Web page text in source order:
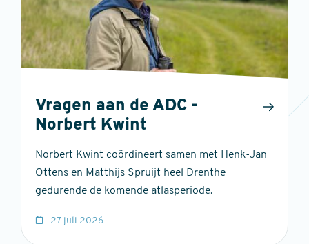
Vragen aan de ADC -
Norbert Kwint
Norbert Kwint coördineert samen met Henk-Jan
Ottens en Matthijs Spruijt heel Drenthe
gedurende de komende atlasperiode.
27 juli 2026